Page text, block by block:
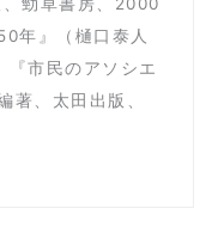
年』（樋口泰人
市民のアソシエ
著、太田出版、